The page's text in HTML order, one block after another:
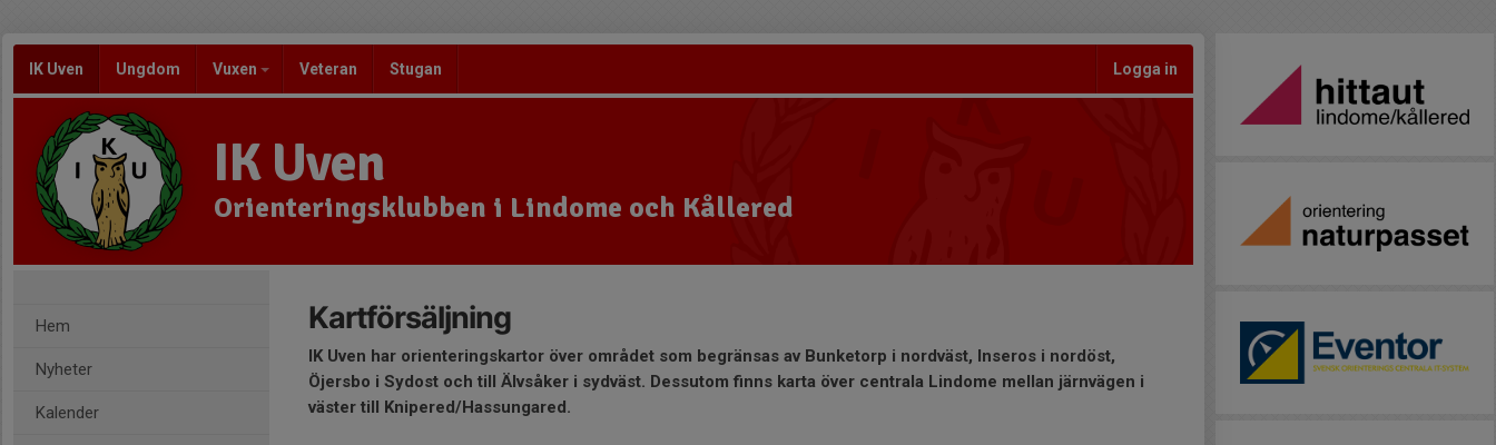
IK Uven Ungdom Vuxen Veteran Stugan Logga in
IK Uven
Orienteringsklubben i Lindome och Kållered
Hem
Nyheter
Kalender
Kartförsäljning
IK Uven har orienteringskartor över området som begränsas av Bunketorp i nordväst, Inseros i nordöst,
Öjersbo i Sydost och till Älvsåker i sydväst. Dessutom finns karta över centrala Lindome mellan järnvägen i
väster till Knipered/Hassungared.